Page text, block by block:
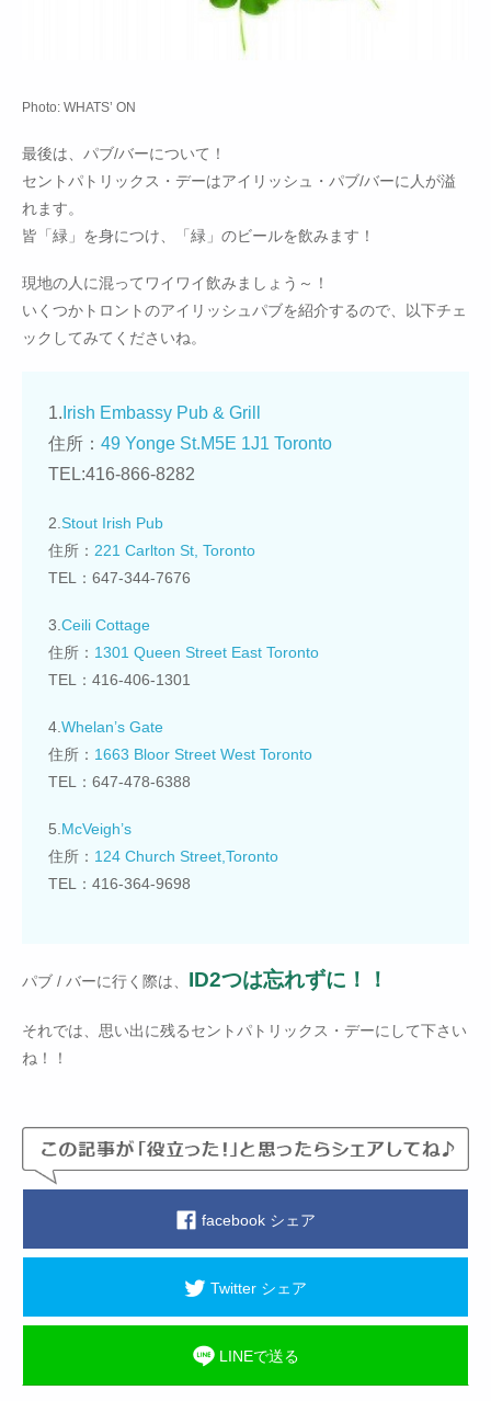
Photo: WHATS’ ON
最後は、パブ/バーについて！
セントパトリックス・デーはアイリッシュ・パブ/バーに人が溢
れます。
皆「緑」を身につけ、「緑」のビールを飲みます！
現地の人に混ってワイワイ飲みましょう～！
いくつかトロントのアイリッシュパブを紹介するので、以下チェ
ックしてみてくださいね。
1. Irish Embassy Pub & Grill
住所： 49 Yonge St.M5E 1J1 Toronto
TEL:416-866-8282
2. Stout Irish Pub
住所： 221 Carlton St, Toronto
TEL：647-344-7676
3. Ceili Cottage
住所： 1301 Queen Street East Toronto
TEL：416-406-1301
4. Whelan’s Gate
住所： 1663 Bloor Street West Toronto
TEL：647-478-6388
5. McVeigh’s
住所： 124 Church Street,Toronto
TEL：416-364-9698
パブ / バーに行く際は、 ID2つは忘れずに！！
それでは、思い出に残るセントパトリックス・デーにして下さい
ね！！
facebook シェア
Twitter シェア
LINEで送る